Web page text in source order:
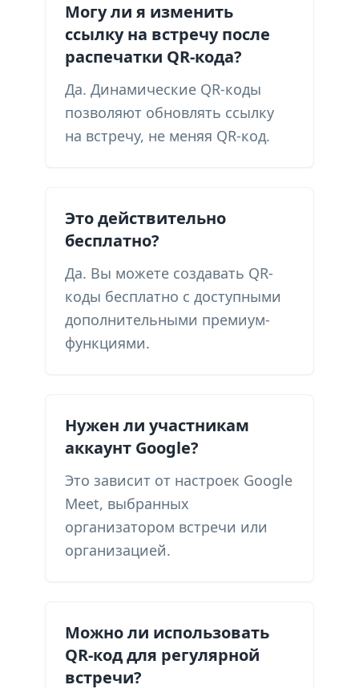
Могу ли я изменить
ссылку на встречу после
распечатки QR-кода?
Да. Динамические QR-коды
позволяют обновлять ссылку
на встречу, не меняя QR-код.
Это действительно
бесплатно?
Да. Вы можете создавать QR-
коды бесплатно с доступными
дополнительными премиум-
функциями.
Нужен ли участникам
аккаунт Google?
Это зависит от настроек Google
Meet, выбранных
организатором встречи или
организацией.
Можно ли использовать
QR-код для регулярной
встречи?